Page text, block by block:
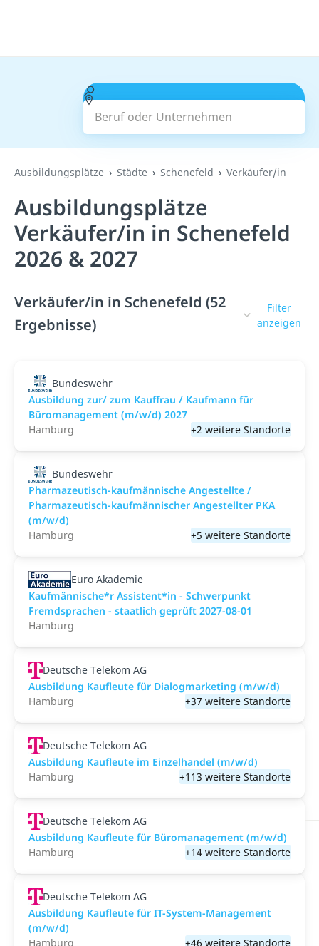
Beruf oder Unternehmen
Suchen
Ausbildungsplätze Städte Schenefeld Verkäufer/in
Ausbildungsplätze
Verkäufer/in in Schenefeld
2026 & 2027
Verkäufer/in in Schenefeld (52
Ergebnisse)
Filter
anzeigen
Bundeswehr
Ausbildung zur/ zum Kauffrau / Kaufmann für
Büromanagement (m/w/d) 2027
Hamburg
+2 weitere Standorte
Bundeswehr
Pharmazeutisch-kaufmännische Angestellte /
Pharmazeutisch-kaufmännischer Angestellter PKA
(m/w/d)
Hamburg
+5 weitere Standorte
Euro Akademie
Kaufmännische*r Assistent*in - Schwerpunkt
Fremdsprachen - staatlich geprüft 2027-08-01
Hamburg
Deutsche Telekom AG
Ausbildung Kaufleute für Dialogmarketing (m/w/d)
Hamburg
+37 weitere Standorte
Deutsche Telekom AG
Ausbildung Kaufleute im Einzelhandel (m/w/d)
Hamburg
+113 weitere Standorte
Deutsche Telekom AG
Ausbildung Kaufleute für Büromanagement (m/w/d)
Hamburg
+14 weitere Standorte
Deutsche Telekom AG
Ausbildung Kaufleute für IT-System-Management
(m/w/d)
Hamburg
+46 weitere Standorte